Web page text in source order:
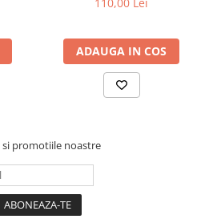
ADAUGA IN COS
promotiile noastre